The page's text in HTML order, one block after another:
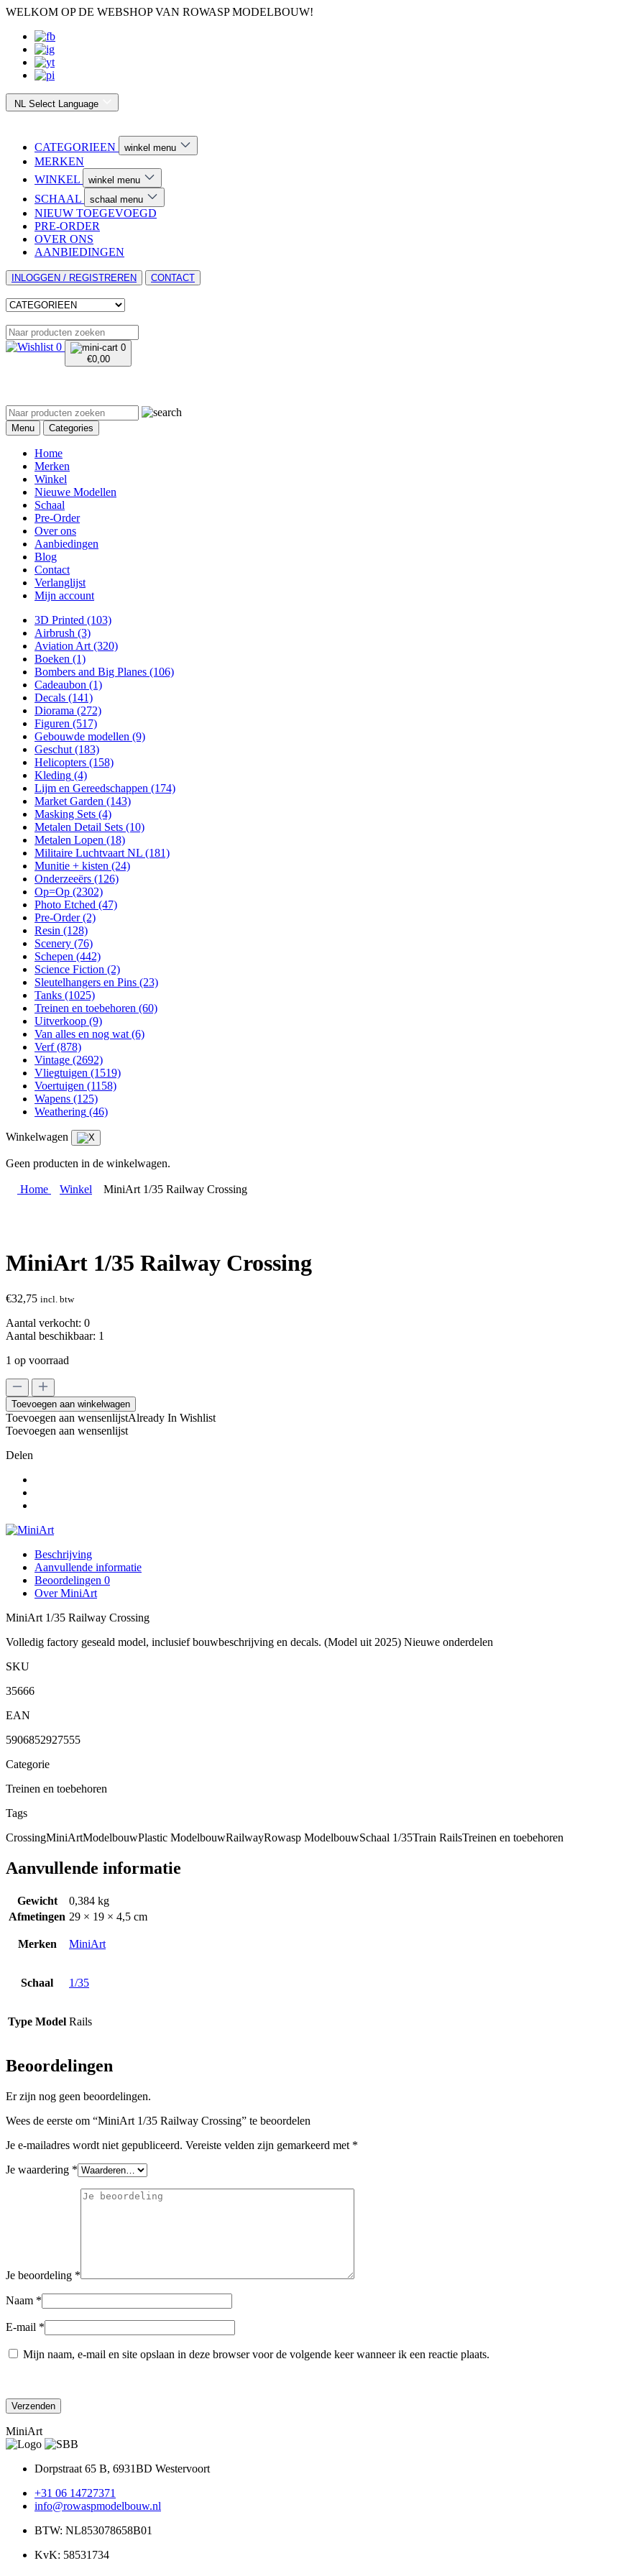
WELKOM OP DE WEBSHOP VAN ROWASP MODELBOUW!
NL Select Language
CATEGORIEEN winkel menu
MERKEN
WINKEL
winkel menu
SCHAAL schaal menu
NIEUW TOEGEVOEGD
PRE-ORDER
OVER ONS
AANBIEDINGEN
INLOGGEN / REGISTREREN CONTACT
0
0
€0,00
Menu Categories
Home
Merken
Winkel
Nieuwe Modellen
Schaal
Pre-Order
Over ons
Aanbiedingen
Blog
Contact
Verlanglijst
Mijn account
3D Printed (103)
Airbrush (3)
Aviation Art (320)
Boeken (1)
Bombers and Big Planes (106)
Cadeaubon (1)
Decals (141)
Diorama (272)
Figuren (517)
Gebouwde modellen (9)
Geschut (183)
Helicopters (158)
Kleding (4)
Lijm en Gereedschappen (174)
Market Garden (143)
Masking Sets (4)
Metalen Detail Sets (10)
Metalen Lopen (18)
Militaire Luchtvaart NL (181)
Munitie + kisten (24)
Onderzeeërs (126)
Op=Op (2302)
Photo Etched (47)
Pre-Order (2)
Resin (128)
Scenery (76)
Schepen (442)
Science Fiction (2)
Sleutelhangers en Pins (23)
Tanks (1025)
Treinen en toebehoren (60)
Uitverkoop (9)
Van alles en nog wat (6)
Verf (878)
Vintage (2692)
Vliegtuigen (1519)
Voertuigen (1158)
Wapens (125)
Weathering (46)
Winkelwagen
Geen producten in de winkelwagen.
Home Winkel MiniArt 1/35 Railway Crossing
MiniArt 1/35 Railway Crossing
€32,75 incl. btw
Aantal verkocht: 0
Aantal beschikbaar: 1
1 op voorraad
MiniArt
1/35
Railway
Crossing
aantal
Toevoegen aan winkelwagen
Toevoegen aan wensenlijstAlready In Wishlist
Toevoegen aan wensenlijst
Delen
Beschrijving
Aanvullende informatie
Beoordelingen 0
Over MiniArt
MiniArt 1/35 Railway Crossing
Volledig factory geseald model, inclusief bouwbeschrijving en decals. (Model uit 2025) Nieuwe onderdelen
SKU
35666
EAN
5906852927555
Categorie
Treinen en toebehoren
Tags
CrossingMiniArtModelbouwPlastic ModelbouwRailwayRowasp ModelbouwSchaal 1/35Train RailsTreinen en toebehoren
Aanvullende informatie
Gewicht
0,384 kg
Afmetingen 29 × 19 × 4,5 cm
Merken MiniArt
Schaal 1/35
Type Model Rails
Beoordelingen
Er zijn nog geen beoordelingen.
Wees de eerste om “MiniArt 1/35 Railway Crossing” te beoordelen
Je e-mailadres wordt niet gepubliceerd. Vereiste velden zijn gemarkeerd met *
Je waardering *
Je beoordeling *
Naam *
E-mail *
Mijn naam, e-mail en site opslaan in deze browser voor de volgende keer wanneer ik een reactie plaats.
MiniArt
Dorpstraat 65 B, 6931BD Westervoort
+31 06 14727371
info@rowaspmodelbouw.nl
BTW: NL853078658B01
KvK: 58531734